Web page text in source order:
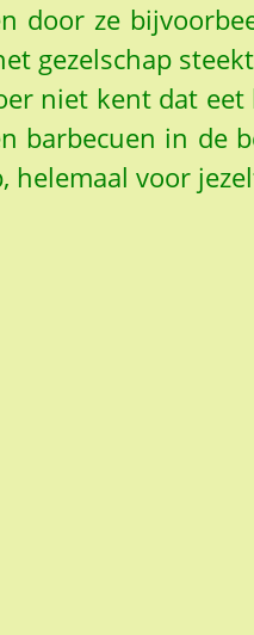
door ze
gezelschap
niet kent dat
barbecuen in de
helemaal voor